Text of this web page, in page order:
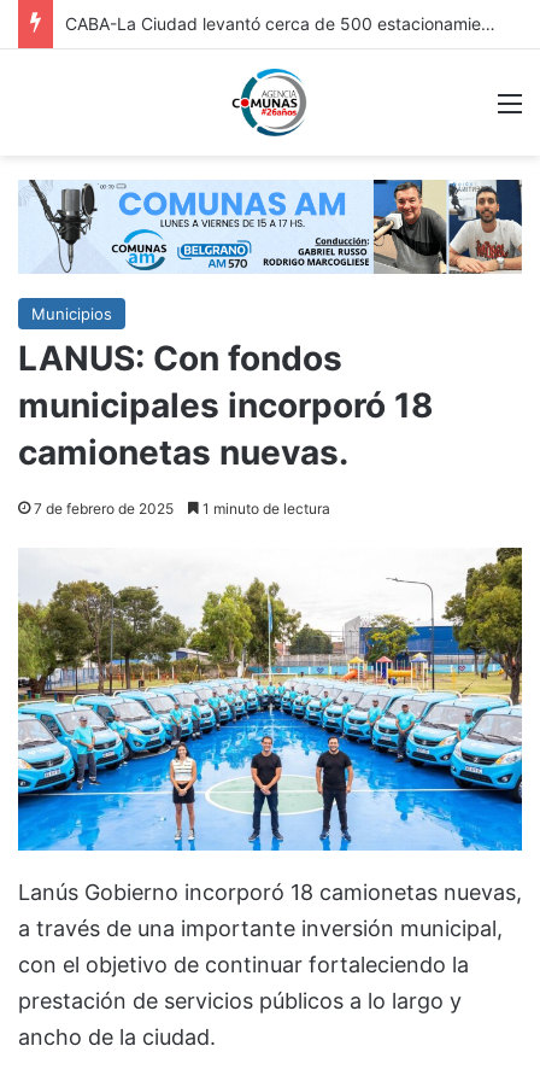
FRICC 2026: EN ITUZAINGÓ ESTÁ ABIERTA LA INSCRIPCIÓN A LAS RONDAS DE VINCULACIÓN PARA ARTESANOS, ARTISTAS Y EMPRENDEDORES CULTURALES
Municipios
LANUS: Con fondos
municipales incorporó 18
camionetas nuevas.
7 de febrero de 2025 1 minuto de lectura
Lanús Gobierno incorporó 18 camionetas nuevas,
a través de una importante inversión municipal,
con el objetivo de continuar fortaleciendo la
prestación de servicios públicos a lo largo y
ancho de la ciudad.